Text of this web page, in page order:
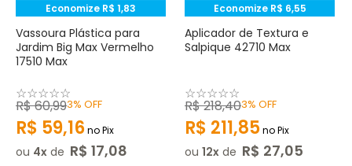
Economize R$ 1,83
Vassoura Plástica para
Jardim Big Max Vermelho
17510 Max
☆☆☆☆☆
R$60,993% OFF
R$ 59,16no Pix
ou 4 de R$ 17,08
Economize R$ 6,55
Aplicador de Textura e
Salpique 42710 Max
☆☆☆☆☆
R$218,403% OFF
R$ 211,85no Pix
ou 12 de R$ 27,05